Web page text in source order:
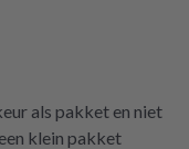
als pakket en niet
klein pakket